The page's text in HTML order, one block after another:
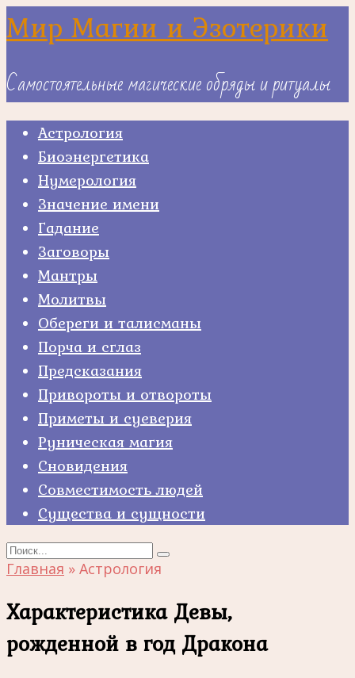
Skip
to
Мир Магии и Эзотерики
Самостоятельные магические обряды и ритуалы
Астрология
Биоэнергетика
Нумерология
Значение имени
Гадание
Заговоры
Мантры
Молитвы
Обереги и талисманы
Порча и сглаз
Предсказания
Привороты и отвороты
Приметы и суеверия
Руническая магия
Сновидения
Совместимость людей
Существа и сущности
Search
for:
Главная » Астрология
Характеристика Девы,
рожденной в год Дракона